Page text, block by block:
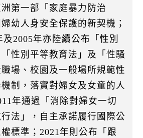
第一部「家庭暴力防治
幼人身安全保護的新契機；
及2005年亦陸續公布「性別
性別平等教育法」及「性騷
場、校園及一般場所規範性
制，落實對婦女及女童的人
年通過「消除對婦女一切
法」，自主承諾履行國際公
標準；2021年則公布「跟